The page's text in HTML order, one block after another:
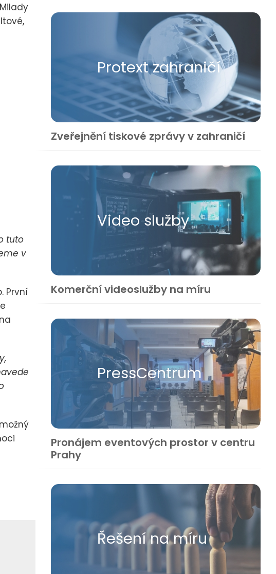
tuto
v
První
Protext zahraničí
Zveřejnění tiskové zprávy v zahraničí
Video služby
Komerční videoslužby na míru
Press​Centrum
Pronájem eventových prostor v centru
Prahy
Řešení na míru